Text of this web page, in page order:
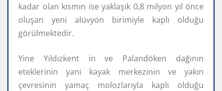
kadar olan kısmın ise yaklaşık 0,8 milyon yıl önce
oluşan yeni alüvyon birimiyle kaplı olduğu
görülmektedir.
Yine Yıldızkent in ve Palandöken dağının
eteklerinin yani kayak merkezinin ve yakın
çevresinin yamaç molozlarıyla kaplı olduğu